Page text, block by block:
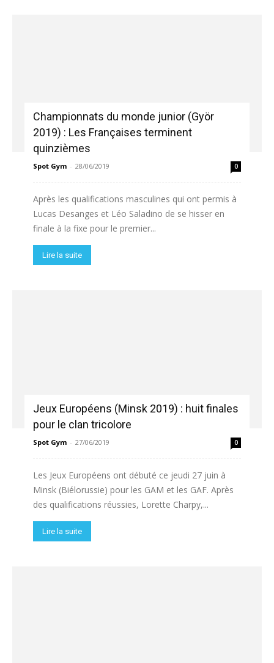
Championnats du monde junior (Györ
2019) : Les Françaises terminent
quinzièmes
Spot Gym - 28/06/2019 0
Après les qualifications masculines qui ont permis à
Lucas Desanges et Léo Saladino de se hisser en
finale à la fixe pour le premier...
Lire la suite
Jeux Européens (Minsk 2019) : huit finales
pour le clan tricolore
Spot Gym - 27/06/2019 0
Les Jeux Européens ont débuté ce jeudi 27 juin à
Minsk (Biélorussie) pour les GAM et les GAF. Après
des qualifications réussies, Lorette Charpy,...
Lire la suite